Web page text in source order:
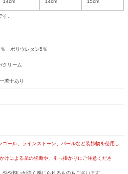
14cm 14cm 15cm
。
％ ポリウレタン5％
クリーム
若干あり
コール、ラインストーン、パールなど装飾物を使用し
けによる糸の切断や、引っ掛かりにご注意くださ